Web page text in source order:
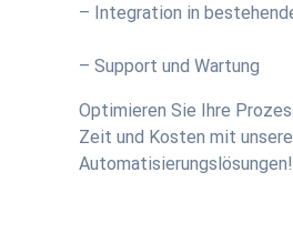
– Integration in
– Support und Wartung
Optimieren Sie Ihre
Zeit und Kosten mit
Automatisierungslösungen!